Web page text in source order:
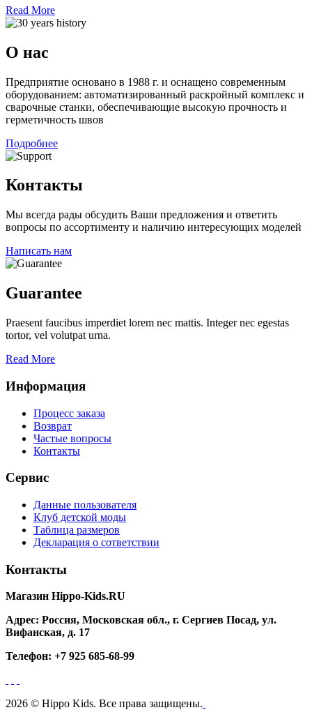
Read More
О нас
Предприятие основано в 1988 г. и оснащено современным
оборудованием: автоматизированный раскройный комплекс и
сварочные станки, обеспечивающие высокую прочность и
герметичность швов
Подробнее
Контакты
Мы всегда рады обсудить Ваши предложения и ответить
вопросы по ассортименту и наличию интересующих моделей
Написать нам
Guarantee
Praesent faucibus imperdiet lorem nec mattis. Integer nec egestas
tortor, vel volutpat urna.
Read More
Информация
Процесс заказа
Возврат
Частые вопросы
Контакты
Сервис
Данные пользователя
Клуб детской моды
Таблица размеров
Декларация о сответствии
Контакты
Магазин Hippo-Kids.RU
Адрес: Россия, Московская обл., г. Сергиев Посад, ул.
Вифанская, д. 17
Телефон: +7 925 685-68-99
2026 © Hippo Kids. Все права защищены.